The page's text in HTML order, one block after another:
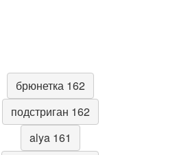
брюнетка 162
подстриган 162
alya 161